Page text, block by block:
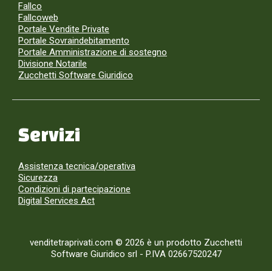
Fallco
Fallcoweb
Portale Vendite Private
Portale Sovraindebitamento
Portale Amministrazione di sostegno
Divisione Notarile
Zucchetti Software Giuridico
Servizi
Assistenza tecnica/operativa
Sicurezza
Condizioni di partecipazione
Digital Services Act
venditetraprivati.com © 2026 è un prodotto Zucchetti
Software Giuridico srl - P.IVA 02667520247